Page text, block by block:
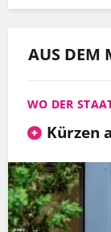
AUS DEM
WO DER
Kürzen